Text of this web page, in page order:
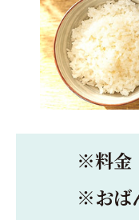
※料
※おば